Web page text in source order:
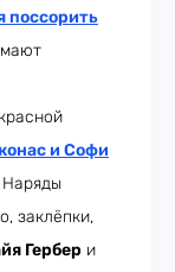
поссорить
и Софи
заклёпки,
Гербер и